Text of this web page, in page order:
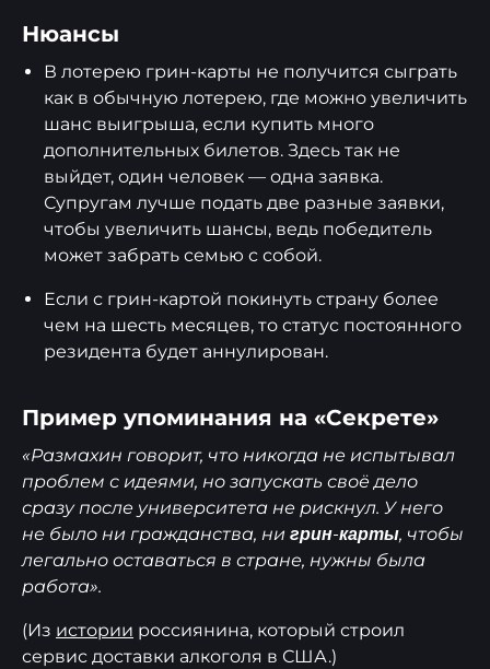
Нюансы
В лотерею грин-карты не получится сыграть
как в обычную лотерею, где можно увеличить
шанс выигрыша, если купить много
дополнительных билетов. Здесь так не
выйдет, один человек — одна заявка.
Супругам лучше подать две разные заявки,
чтобы увеличить шансы, ведь победитель
может забрать семью с собой.
Если с грин-картой покинуть страну более
чем на шесть месяцев, то статус постоянного
резидента будет аннулирован.
Пример упоминания на «Секрете»
«Размахин говорит, что никогда не испытывал
проблем с идеями, но запускать своё дело
сразу после университета не рискнул. У него
не было ни гражданства, ни грин-карты, чтобы
легально оставаться в стране, нужны была
работа».
(Из истории россиянина, который строил
сервис доставки алкоголя в США.)